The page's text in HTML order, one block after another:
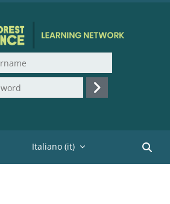
Login
Italiano ‎(it)‎
Cerca